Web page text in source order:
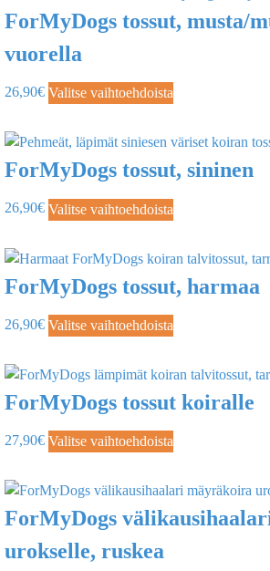
ForMyDogs tossut, musta/
vuorella
26,90€ Valitse vaihtoehdoista
ForMyDogs tossut, sininen
26,90€ Valitse vaihtoehdoista
ForMyDogs tossut, harmaa
26,90€ Valitse vaihtoehdoista
ForMyDogs tossut koiralle
27,90€ Valitse vaihtoehdoista
ForMyDogs
urokselle, ruskea